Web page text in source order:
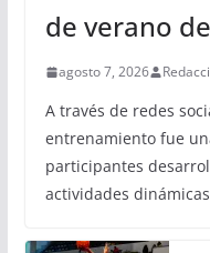
de verano
agosto 7, 2026
A través de redes
entrenamiento fue
participantes
actividades